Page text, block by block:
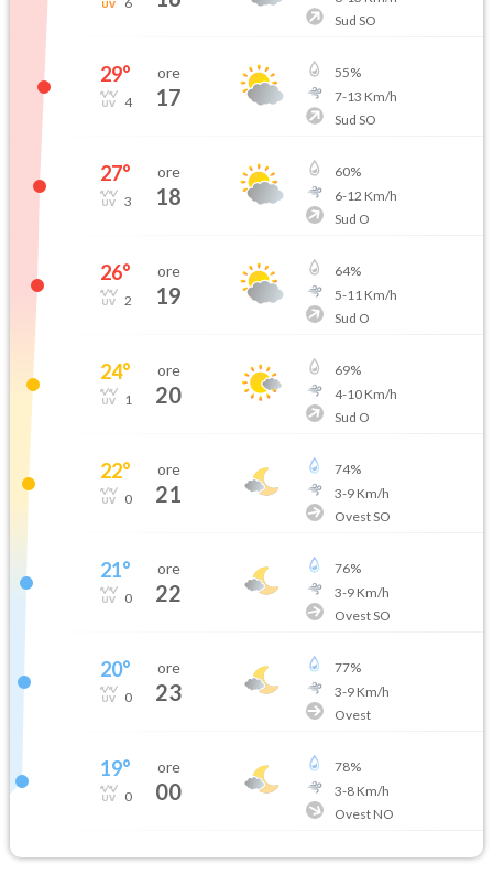
Sud SO
29°
4
ore
17
55%
7-13 Km/h
Sud SO
27°
3
ore
18
60%
6-12 Km/h
Sud O
26°
2
ore
19
64%
5-11 Km/h
Sud O
24°
1
ore
20
69%
4-10Km/h
Sud O
22°
0
ore
21
74%
3-9Km/h
Ovest SO
21°
0
ore
22
76%
3-9Km/h
Ovest SO
20°
0
ore
23
77%
3-9Km/h
Ovest
19°
0
ore
00
78%
3-8Km/h
Ovest NO